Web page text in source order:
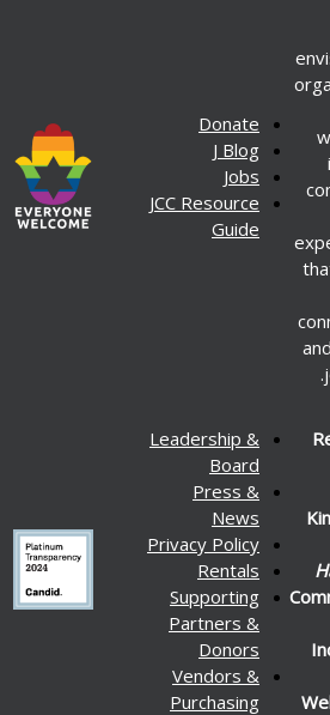
Donate
J Blog
Jobs
JCC Resource
Guide
Leadership &
Board
Press &
News
Privacy Policy
Rentals
Supporting
Partners &
Donors
Vendors &
Purchasing